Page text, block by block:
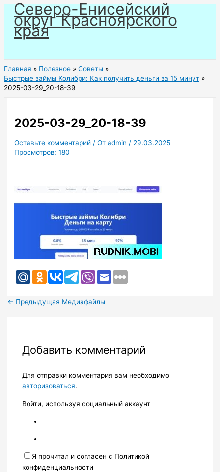
Перейти
содержимому
Северо-Енисейский
округ Красноярского
края
Главная Полезное
Советы
Быстрые займы Колибри: Как получить деньги за 15 минут
2025-03-29_20-18-39
2025-03-29_20-18-39
Оставьте комментарий / Отadmin / 29.03.2025
Просмотров: 180
← Предыдущая Медиафайлы
Добавить комментарий
Для отправки комментария вам необходимо
авторизоваться.
Войти, используя социальный аккаунт
Я прочитал и согласен с Политикой
конфиденциальности